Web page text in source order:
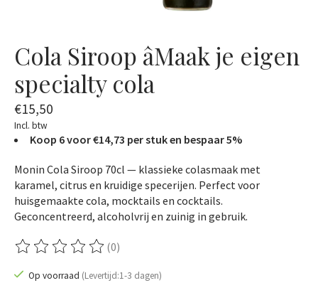
Cola Siroop âMaak je eigen
specialty cola
€15,50
Incl. btw
Koop 6 voor €14,73 per stuk en bespaar 5%
Monin Cola Siroop 70cl — klassieke colasmaak met
karamel, citrus en kruidige specerijen. Perfect voor
huisgemaakte cola, mocktails en cocktails.
Geconcentreerd, alcoholvrij en zuinig in gebruik.
De beoordeling van dit product is
(0)
Op voorraad (Levertijd:1-3 dagen)